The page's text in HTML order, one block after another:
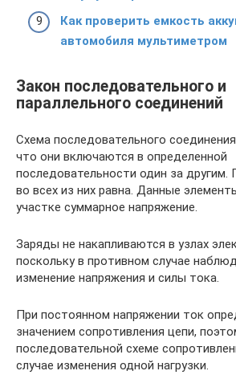
Как проверить емкость
автомобиля мультиметром
Закон последовательного и
параллельного соединений
Схема последовательного
что они включаются в определенной
последовательности один за другим.
во всех из них равна. Данные
участке суммарное напряжение.
Заряды не накапливаются в узлах
поскольку в противном случае
изменение напряжения и силы тока.
При постоянном напряжении ток
значением сопротивления цепи,
последовательной схеме
случае изменения одной нагрузки.